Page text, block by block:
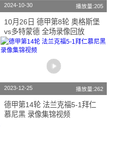
2024-10-30 播放量:205
10月26日 德甲第8轮 奥格斯堡
vs多特蒙德 全场录像回放
2023-12-25 播放量:262
德甲第14轮 法兰克福5-1拜仁
慕尼黑 录像集锦视频